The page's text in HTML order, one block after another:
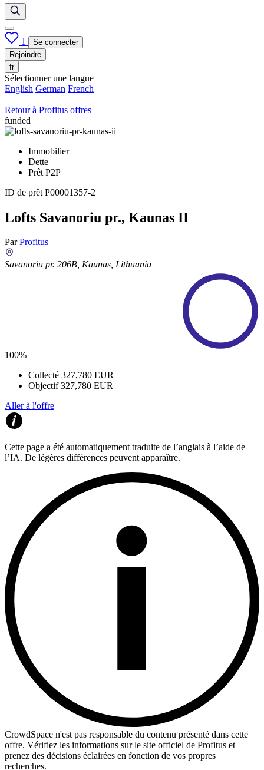
1
Se connecter
Rejoindre
fr
Sélectionner une langue
English German French
Retour à Profitus offres
funded
Immobilier
Dette
Prêt P2P
ID de prêt P00001357-2
Lofts Savanoriu pr., Kaunas II
Par Profitus
Savanoriu pr. 206B, Kaunas, Lithuania
100%
Collecté 327,780 EUR
Objectif 327,780 EUR
Aller à l'offre
Cette page a été automatiquement traduite de l’anglais à l’aide de
l’IA. De légères différences peuvent apparaître.
CrowdSpace n'est pas responsable du contenu présenté dans cette
offre. Vérifiez les informations sur le site officiel de Profitus et
prenez des décisions éclairées en fonction de vos propres
recherches.